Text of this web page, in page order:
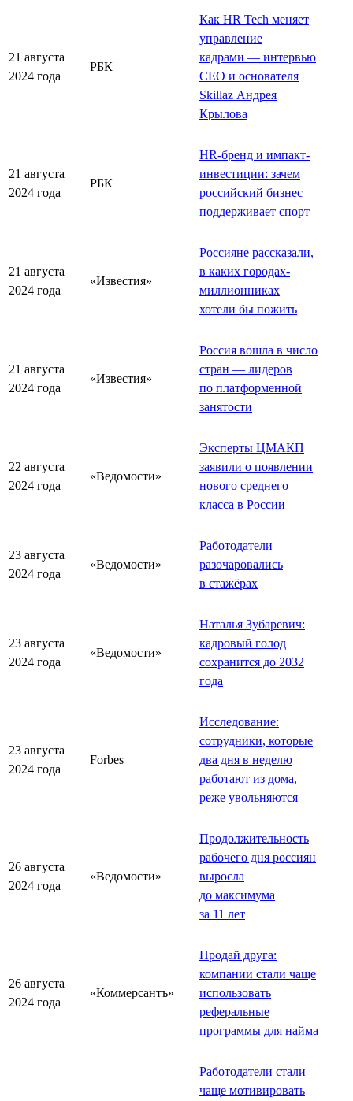
21 августа
2024 года
РБК
Как HR Tech меняет
управление
кадрами — интервью
CEO и основателя
Skillaz Андрея
Крылова
21 августа
2024 года
РБК
HR-бренд и импакт-
инвестиции: зачем
российский бизнес
поддерживает спорт
21 августа
2024 года
«Известия»
Россияне рассказали,
в каких городах-
миллионниках
хотели бы пожить
21 августа
2024 года
«Известия»
Россия вошла в число
стран — лидеров
по платформенной
занятости
22 августа
2024 года
«Ведомости»
Эксперты ЦМАКП
заявили о появлении
нового среднего
класса в России
23 августа
2024 года
«Ведомости»
Работодатели
разочаровались
в стажёрах
23 августа
2024 года
«Ведомости»
Наталья Зубаревич:
кадровый голод
сохранится до 2032
года
23 августа
2024 года
Forbes
Исследование:
сотрудники, которые
два дня в неделю
работают из дома,
реже увольняются
26 августа
2024 года
«Ведомости»
Продолжительность
рабочего дня россиян
выросла
до максимума
за 11 лет
26 августа
2024 года
«Коммерсантъ»
Продай друга:
компании стали чаще
использовать
реферальные
программы для найма
Работодатели стали
чаще мотивировать